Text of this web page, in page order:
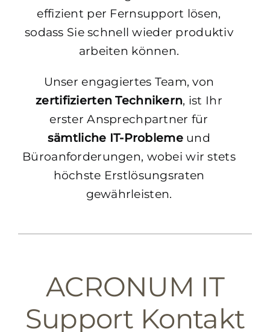
effizient per Fernsupport lösen,
sodass Sie schnell wieder produktiv
arbeiten können.
Unser engagiertes Team, von
zertifizierten Technikern, ist Ihr
erster Ansprechpartner für
sämtliche IT-Problemeund
Büroanforderungen, wobei wir stets
höchste Erstlösungsraten
gewährleisten.
ACRONUM IT
Support Kontakt